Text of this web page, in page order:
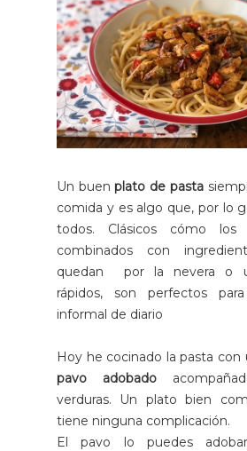
Un buenplato de pasta
comida y es algo que, por lo
todos. Clásicos cómo
combinados con
quedan por la nevera o
rápidos, son perfectos
informal de diario
Hoy he cocinado la pasta con
pavo adobado
verduras. Un plato bien
tiene ninguna complicación.
El pavo lo puedes